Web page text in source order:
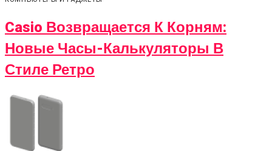
Casio Возвращается К Корням:
Новые Часы-Калькуляторы В
Стиле Ретро